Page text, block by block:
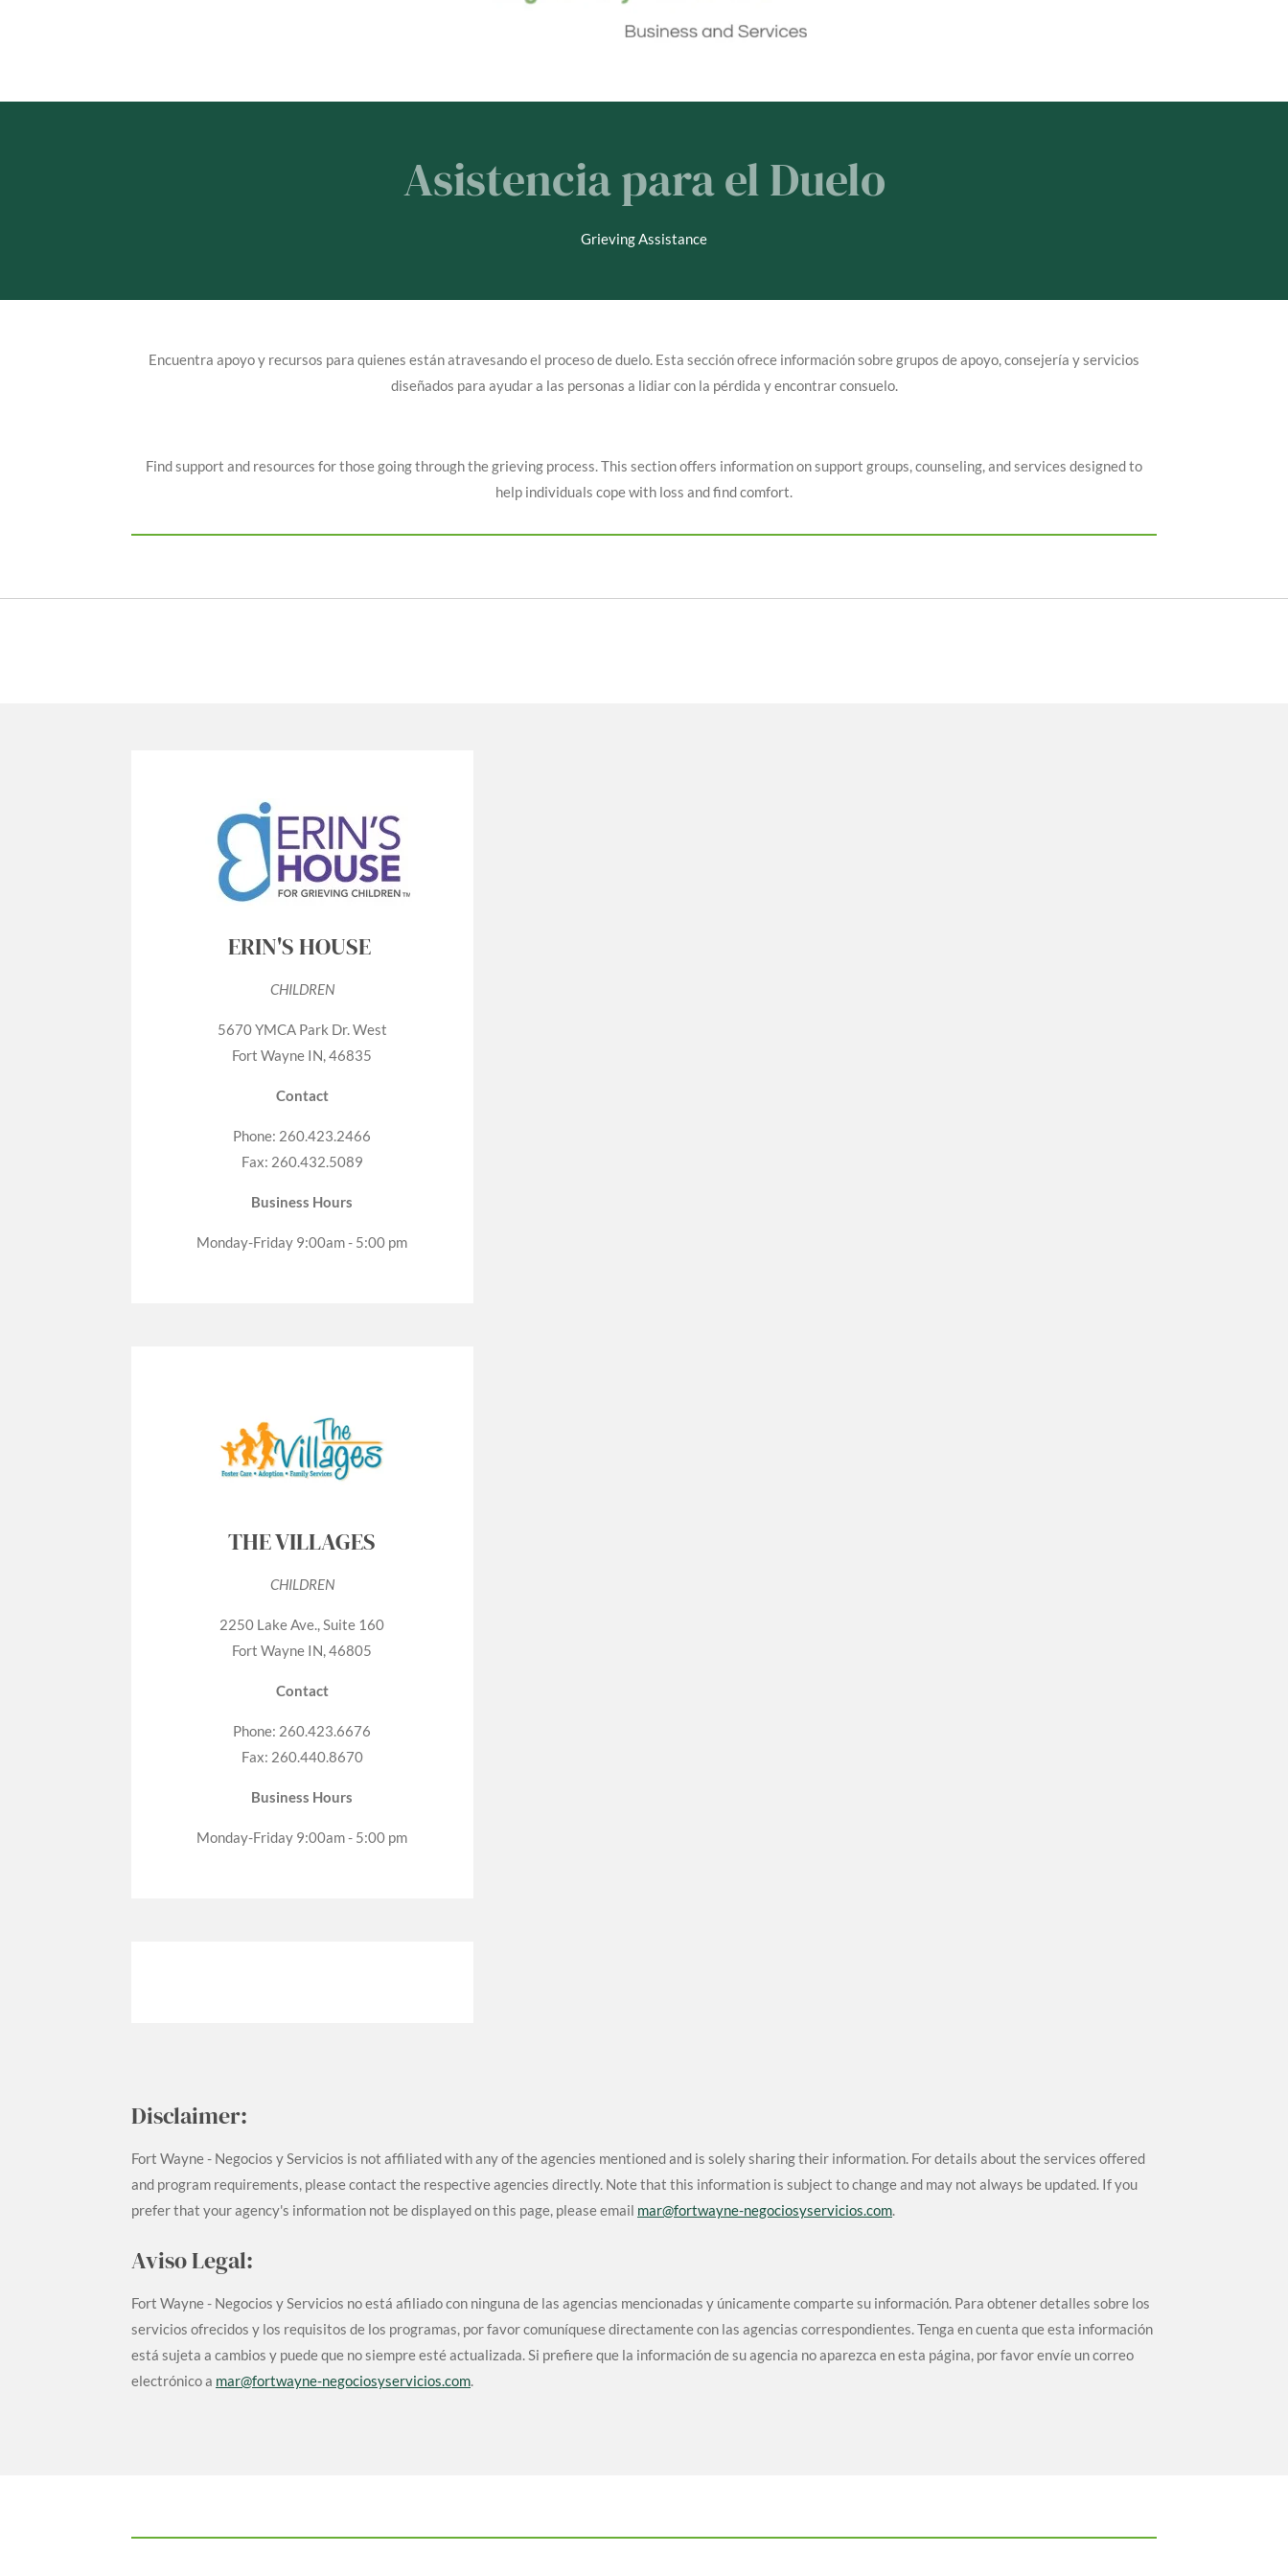
Asistencia para el Duelo
Grieving Assistance
Encuentra apoyo y recursos para quienes están atravesando el proceso de duelo. Esta sección ofrece información sobre grupos de apoyo, consejería y servicios
diseñados para ayudar a las personas a lidiar con la pérdida y encontrar consuelo.
Find support and resources for those going through the grieving process. This section offers information on support groups, counseling, and services designed to
help individuals cope with loss and find comfort.
ERIN'S HOUSE
CHILDREN
5670 YMCA Park Dr. West
Fort Wayne IN, 46835
Contact
Phone: 260.423.2466
Fax: 260.432.5089
Business Hours
Monday-Friday 9:00am - 5:00 pm
THE VILLAGES
CHILDREN
2250 Lake Ave., Suite 160
Fort Wayne IN, 46805
Contact
Phone: 260.423.6676
Fax: 260.440.8670
Business Hours
Monday-Friday 9:00am - 5:00 pm
Disclaimer:
Fort Wayne - Negocios y Servicios is not affiliated with any of the agencies mentioned and is solely sharing their information. For details about the services offered
and program requirements, please contact the respective agencies directly. Note that this information is subject to change and may not always be updated. If you
prefer that your agency's information not be displayed on this page, please email mar@fortwayne-negociosyservicios.com.
Aviso Legal:
Fort Wayne - Negocios y Servicios no está afiliado con ninguna de las agencias mencionadas y únicamente comparte su información. Para obtener detalles sobre los
servicios ofrecidos y los requisitos de los programas, por favor comuníquese directamente con las agencias correspondientes. Tenga en cuenta que esta información
está sujeta a cambios y puede que no siempre esté actualizada. Si prefiere que la información de su agencia no aparezca en esta página, por favor envíe un correo
electrónico a mar@fortwayne-negociosyservicios.com.